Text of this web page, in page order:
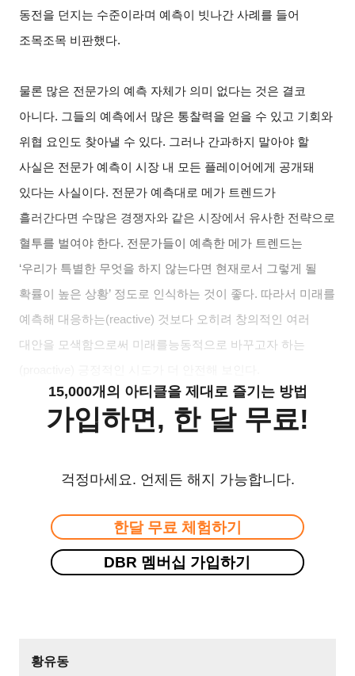
동전을 던지는 수준이라며 예측이 빗나간사례를 들어
조목조목 비판했다.
물론 많은 전문가의 예측 자체가 의미 없다는 것은 결코
아니다. 그들의 예측에서 많은 통찰력을 얻을 수 있고 기회와
위협 요인도 찾아낼 수 있다. 그러나 간과하지 말아야 할
사실은 전문가 예측이 시장 내 모든 플레이어에게 공개돼
있다는 사실이다. 전문가 예측대로 메가 트렌드가
흘러간다면 수많은 경쟁자와 같은 시장에서 유사한 전략으로
혈투를 벌여야 한다. 전문가들이 예측한 메가 트렌드는
‘우리가 특별한 무엇을 하지 않는다면 현재로서 그렇게 될
확률이 높은 상황’ 정도로 인식하는 것이 좋다. 따라서 미래를
예측해 대응하는(reactive) 것보다 오히려 창의적인 여러
대안을 모색함으로써 미래를능동적으로 바꾸고자 하는
15,000개의 아티클을 제대로 즐기는 방법
가입하면, 한 달 무료!
걱정마세요. 언제든 해지 가능합니다.
한달 무료 체험하기
DBR 멤버십 가입하기
황유동